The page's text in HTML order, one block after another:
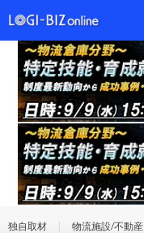
独自取材 物流施設/不動産